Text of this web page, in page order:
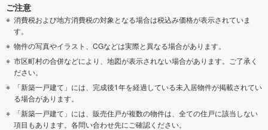
ご注意
消費税および地方消費税の対象となる場合は税込み価格が表示されていま
す。
物件の写真やイラスト、CGなどは実際と異なる場合があります。
市区町村の合併などにより、地図が表示されない場合があります。ご了承く
ださい。
「新築一戸建て」には、完成後1年を経過している未入居物件が掲載されてい
る場合があります。
「新築一戸建て」には、販売住戸が複数の物件は、全ての住戸に該当しない
項目もあります。各問い合わせ先にご確認ください。